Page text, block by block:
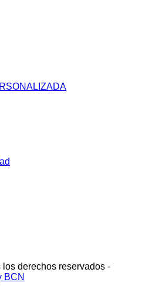
derechos reservados -
BCN